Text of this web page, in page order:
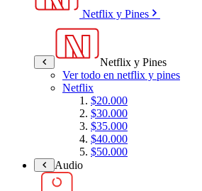
Netflix y Pines
Netflix y Pines
Ver todo en netflix y pines
Netflix
$20.000
$30.000
$35.000
$40.000
$50.000
Audio